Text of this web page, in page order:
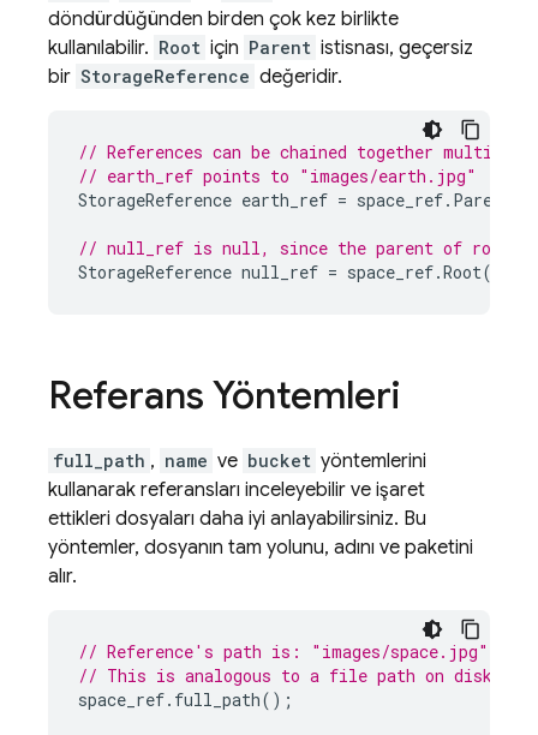
döndürdüğünden birden çok kez birlikte
kullanılabilir. Root için Parent istisnası, geçersiz
bir StorageReference değeridir.
// References can be chained together multiple
// earth_ref points to "images/earth.jpg"
StorageReference earth_ref = space_ref. Parent
// null_ref is null, since the parent of root is
StorageReference null_ref = space_ref.Root().
Referans Yöntemleri
full_path , name ve bucket yöntemlerini
kullanarak referansları inceleyebilir ve işaret
ettikleri dosyaları daha iyi anlayabilirsiniz. Bu
yöntemler, dosyanın tam yolunu, adını ve paketini
alır.
// Reference's path is: "images/space.jpg"
// This is analogous to a file path on disk
space_ref. full_path();